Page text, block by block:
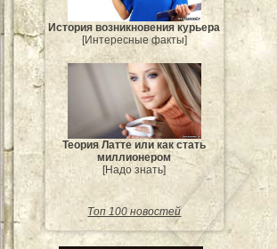
История возникновения курьера
[Интересные факты]
Теория Латте или как стать
миллионером
[Надо знать]
Топ 100 новостей